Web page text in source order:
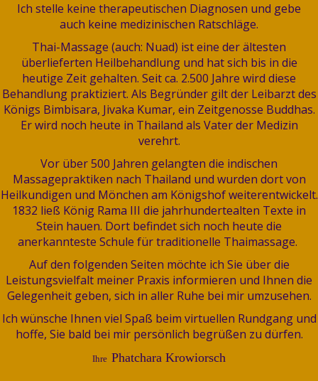
Ich stelle keine therapeutischen Diagnosen und gebe
auch keine medizinischen Ratschläge.
Thai-Massage (auch: Nuad) ist eine der ältesten
überlieferten Heilbehandlung und hat sich bis in die
heutige Zeit gehalten. Seit ca. 2.500 Jahre wird diese
Behandlung praktiziert. Als Begründer gilt der Leibarzt des
Königs Bimbisara, Jivaka Kumar, ein Zeitgenosse Buddhas.
Er wird noch heute in Thailand als Vater der Medizin
verehrt.
Vor über 500 Jahren gelangten die indischen
Massagepraktiken nach Thailand und wurden dort von
Heilkundigen und Mönchen am Königshof weiterentwickelt.
1832 ließ König Rama III die jahrhundertealten Texte in
Stein hauen. Dort befindet sich noch heute die
anerkannteste Schule für traditionelle Thaimassage.
Auf den folgenden Seiten möchte ich Sie über die
Leistungsvielfalt meiner Praxis informieren und Ihnen die
Gelegenheit geben, sich in aller Ruhe bei mir umzusehen.
Ich wünsche Ihnen viel Spaß beim virtuellen Rundgang und
hoffe, Sie bald bei mir persönlich begrüßen zu dürfen.
Ihre Phatchara Krowiorsch